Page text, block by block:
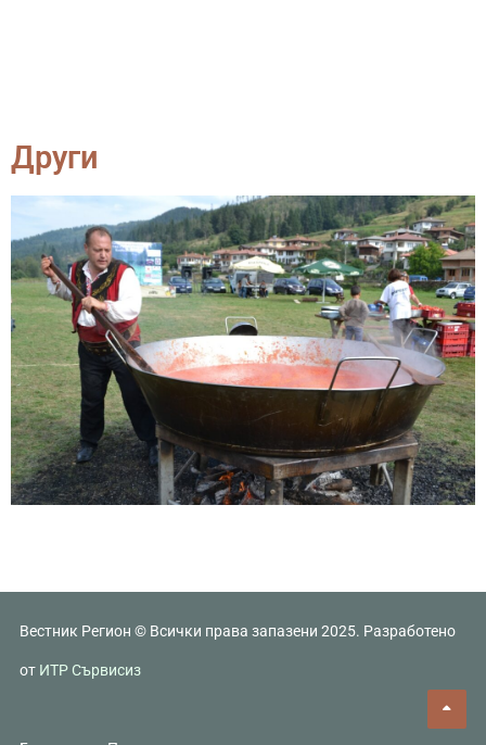
Други
Вестник Регион © Всички права запазени 2025. Разработено
от ИТР Сървисиз